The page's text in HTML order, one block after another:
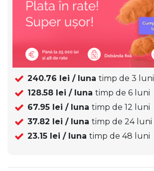
240.76 lei / luna timp de 3 luni
128.58 lei / luna timp de 6 luni
67.95 lei / luna timp de 12
luni
37.82 lei / luna timp de 24luni
23.15 lei / luna timp de 48 luni